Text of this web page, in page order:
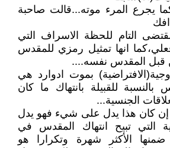
يجرع المرء موته...قالت صاحبة
التام للحظة الاسراف التي
انها تمثيل رمزي للمقدس
قبل المقدس نفسه....
بموت ادوارد هي
للقبيلة بانتهاك ما كان
الجنسية...
إن كان هذا يدل على شيء فهو يدل
التي تبيح انتهاك المقدس في
الأكثر شهرة وتكرارا هو